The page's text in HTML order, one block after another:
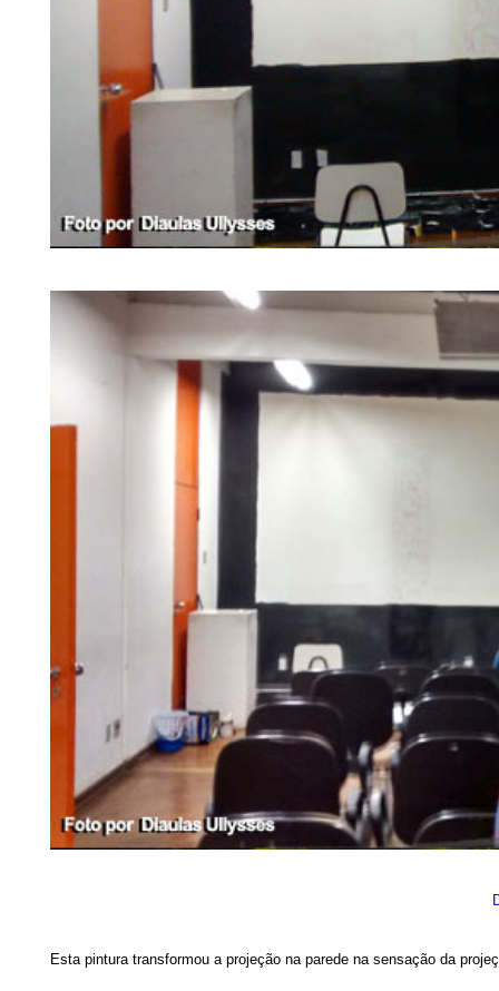
Esta pintura transformou a projeção na parede na sensação da